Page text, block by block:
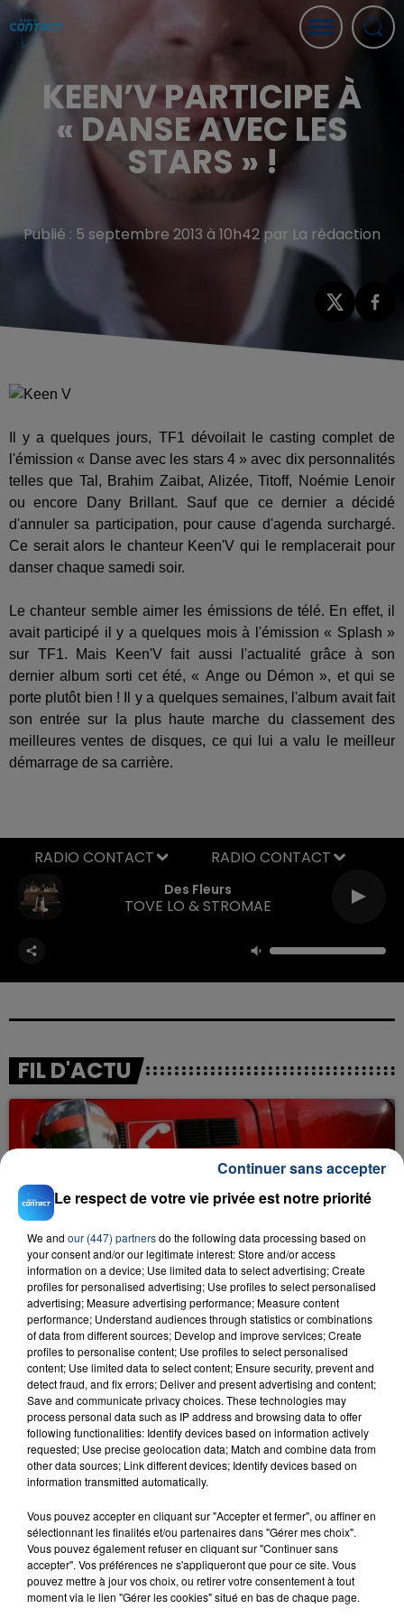
KEEN’V PARTICIPE À
« DANSE AVEC LES
STARS » !
Publié : 5 septembre 2013 à 10h42 par La rédaction
Il y a quelques jours, TF1 dévoilait le casting complet de
l'émission « Danse avec les stars 4 » avec dix personnalités
telles que Tal, Brahim Zaibat, Alizée, Titoff, Noémie Lenoir
ou encore Dany Brillant. Sauf que ce dernier a décidé
d'annuler sa participation, pour cause d'agenda surchargé.
Ce serait alors le chanteur Keen'V qui le remplacerait pour
danser chaque samedi soir.
Le chanteur semble aimer les émissions de télé. En effet, il
avait participé il y a quelques mois à l'émission « Splash »
sur TF1. Mais Keen'V fait aussi l'actualité grâce à son
dernier album sorti cet été, « Ange ou Démon », et qui se
porte plutôt bien ! Il y a quelques semaines, l'album avait fait
son entrée sur la plus haute marche du classement des
meilleures ventes de disques, ce qui lui a valu le meilleur
démarrage de sa carrière.
Des Fleurs
TOVE LO & STROMAE
RADIO CONTACT
FIL D'ACTU
23 juillet 2026
INCENDIE MORTEL À LENS : UNE FEMME ET
SON BÉBÉ ENTRE LA VIE ET LA...
Un homme s'est immolé par le feu après avoir
aspergé sa compagne et leur bébé de trois mois
d'un liquide inflammable.
20 juillet 2026
UNE ADOLESCENTE DEVANT SE FAIRE
OPÉRER DE LA CHEVILLE RESSORT DE LA...
La famille a porté plainte contre la clinique qui a
reconnu sa responsabilité et présenté ses
excuses.
TITRES DIFFUSÉS
Le respect de votre vie privée est notre priorité
We and our (447) partnersdo the following data processing based on
your consent and/or our legitimate interest: Store and/or access
information on a device; Use limited data to select advertising; Create
profiles for personalised advertising; Use profiles to select personalised
advertising; Measure advertising performance; Measure content
performance; Understand audiences through statistics or combinations
of data from different sources; Develop and improve services; Create
profiles to personalise content; Use profiles to select personalised
content; Use limited data to select content; Ensure security, prevent and
detect fraud, and fix errors; Deliver and present advertising and content;
Save and communicate privacy choices. These technologies may
process personal data such as IP address and browsing data to offer
following functionalities: Identify devices based on information actively
requested; Use precise geolocation data; Match and combine data from
other data sources; Link different devices; Identify devices based on
information transmitted automatically.
Vous pouvez accepter en cliquant sur "Accepter et fermer", ou affiner en
sélectionnant les finalités et/ou partenaires dans "Gérer mes choix".
Vous pouvez également refuser en cliquant sur "Continuer sans
accepter". Vos préférences ne s'appliqueront que pour ce site. Vous
pouvez mettre à jour vos choix, ou retirer votre consentement à tout
moment via le lien "Gérer les cookies" situé en bas de chaque page.
Continuer sans accepter